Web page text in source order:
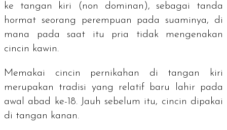
ke tangan kiri (non dominan), sebagai tanda
hormat seorang perempuan pada suaminya, di
mana pada saat itu pria tidak mengenakan
cincin kawin.
Memakai cincin pernikahan di tangan kiri
merupakan tradisi yang relatif baru lahir pada
awal abad ke-18. Jauh sebelum itu, cincin dipakai
di tangan kanan.